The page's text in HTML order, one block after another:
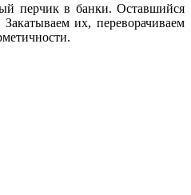
перчик в банки. Оставшийся
их, переворачиваем